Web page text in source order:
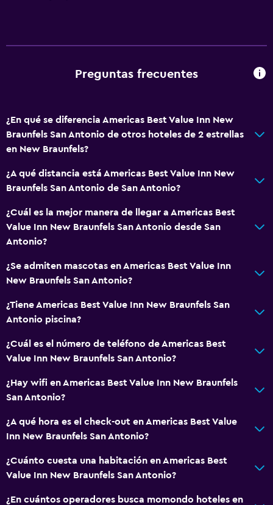
Preguntas frecuentes
¿En qué se diferencia Americas Best Value Inn New
Braunfels San Antonio de otros hoteles de 2 estrellas
en New Braunfels?
¿A qué distancia está Americas Best Value Inn New
Braunfels San Antonio de San Antonio?
¿Cuál es la mejor manera de llegar a Americas Best
Value Inn New Braunfels San Antonio desde San
Antonio?
¿Se admiten mascotas en Americas Best Value Inn
New Braunfels San Antonio?
¿Tiene Americas Best Value Inn New Braunfels San
Antonio piscina?
¿Cuál es el número de teléfono de Americas Best
Value Inn New Braunfels San Antonio?
¿Hay wifi en Americas Best Value Inn New Braunfels
San Antonio?
¿A qué hora es el check-out en Americas Best Value
Inn New Braunfels San Antonio?
¿Cuánto cuesta una habitación en Americas Best
Value Inn New Braunfels San Antonio?
¿En cuántos operadores busca momondo hoteles en